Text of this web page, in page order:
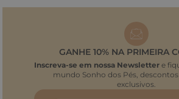
GANHE 10% NA PRIMEIRA
Inscreva-se em nossa Newsletter e
mundo Sonho dos Pés,
exclusivos.